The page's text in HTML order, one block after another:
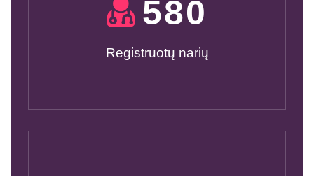
600
Registruotų narių